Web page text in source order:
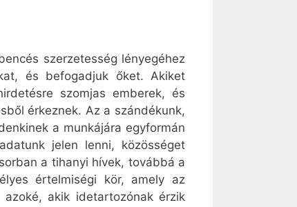
szerzetesség lényegéhez
és befogadjuk őket. Akiket
szomjas emberek, és
érkeznek. Az a szándékunk,
a munkájára egyformán
jelen lenni, közösséget
a tihanyi hívek, továbbá a
értelmiségi kör, amely az
akik idetartozónak érzik